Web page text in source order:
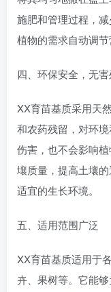
施肥和管理过程，
植物的需求自动调节
四、环保安全，无害
XX育苗基质采用天
和农药残留，对环
伤害，也不会影响
壤质量，提高土壤
适宜的生长环境。
五、适用范围广泛
XX育苗基质适用于
卉、果树等。它能